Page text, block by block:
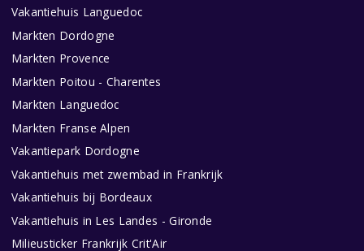
Vakantiehuis Languedoc
Markten Dordogne
Markten Provence
Markten Poitou - Charentes
Markten Languedoc
Markten Franse Alpen
Vakantiepark Dordogne
Vakantiehuis met zwembad in Frankrijk
Vakantiehuis bij Bordeaux
Vakantiehuis in Les Landes - Gironde
Milieusticker Frankrijk Crit'Air